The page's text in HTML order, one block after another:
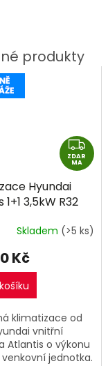
Z
D
A
ZDAR
MA
Hyundai
3,5kW R32
Skladem (>5 ks)
Kč
klimatizace od
vnitřní
Atlantis o výkonu
venkovní jednotka.